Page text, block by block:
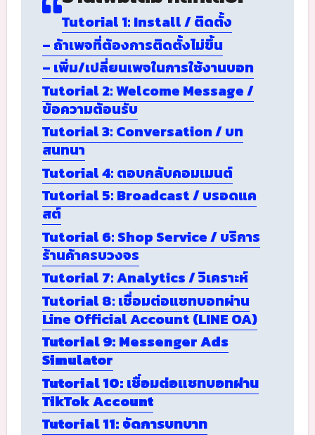
Tutorial 1: Install / ติดตั้ง
– ถ้าเพจที่ต้องการติดตั้งไม่ขึ้น
– เพิ่ม/เปลี่ยนเพจในการใช้งานบอท
Tutorial 2: Welcome Message /
ข้อความต้อนรับ
Tutorial 3: Conversation / บท
สนทนา
Tutorial 4: ตอบกลับคอมเมนต์
Tutorial 5: Broadcast / บรอดแค
สต์
Tutorial 6: Shop Service / บริการ
ร้านค้าครบวงจร
Tutorial 7: Analytics / วิเคราะห์
Tutorial 8: เชื่อมต่อแชทบอทผ่าน
Line Official Account (LINE OA)
Tutorial 9: Messenger Ads
Simulator
Tutorial 10: เชื่อมต่อแชทบอทผ่าน
TikTok Account
Tutorial 11: จัดการบทบาท